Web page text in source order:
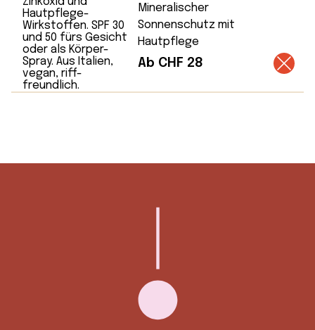
Mineralischer
Sonnenschutz mit
Hautpflege
Ab CHF 28